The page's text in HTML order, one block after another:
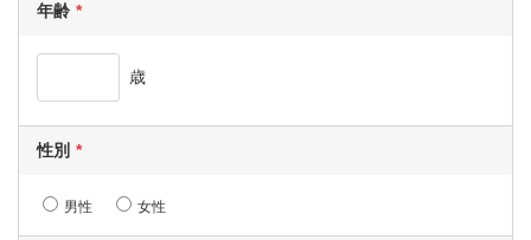
年齢
歳
性別
男性 女性